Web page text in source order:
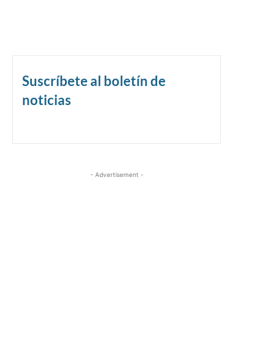
Suscríbete al boletín de
noticias
- Advertisement -